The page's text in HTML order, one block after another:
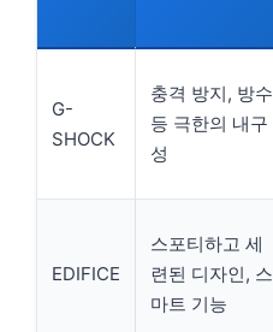
G-
SHOCK
충격 방지, 방수
등 극한의 내구
성
EDIFICE
스포티하고 세
련된 디자인, 스
마트 기능